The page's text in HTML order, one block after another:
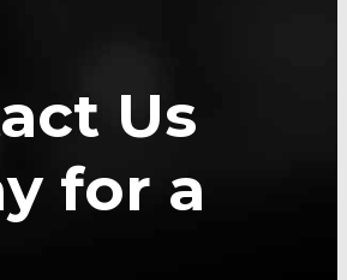
Us
for a